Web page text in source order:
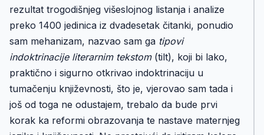
rezultat trogodišnjeg višeslojnog listanja i analize
preko 1400 jedinica iz dvadesetak čitanki, ponudio
sam mehanizam, nazvao sam ga tipovi
indoktrinacije literarnim tekstom(tilt), koji bi lako,
praktično i sigurno otkrivao indoktrinaciju u
tumačenju književnosti, što je, vjerovao sam tada i
još od toga ne odustajem, trebalo da bude prvi
korak ka reformi obrazovanja te nastave maternjeg